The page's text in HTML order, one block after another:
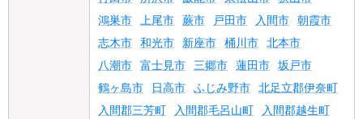
鴻巣市 上尾市 蕨市 戸田市 入間市 朝霞市
志木市 和光市 新座市 桶川市 北本市
八潮市 富士見市 三郷市 蓮田市 坂戸市
鶴ヶ島市
日高市 ふじみ野市 北足立郡伊奈町
入間郡三芳町
入間郡毛呂山町
入間郡越生町